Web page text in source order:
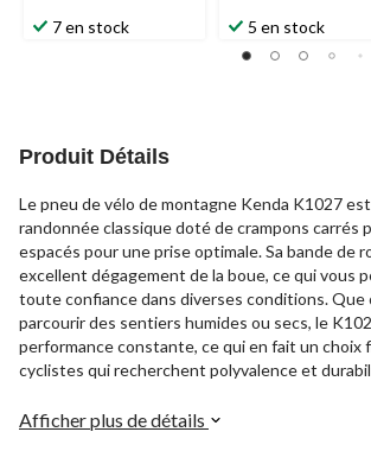
7 en stock 5 en stock
Produit Détails
Le pneu de vélo de montagne Kenda K1027
randonnée classique doté de crampons carrés
espacés pour une prise optimale. Sa bande de
excellent dégagement de la boue, ce qui vous
toute confiance dans diverses conditions. Que
parcourir des sentiers humides ou secs, le
performance constante, ce qui en fait un choix
cyclistes qui recherchent polyvalence et
Afficher plus de détails